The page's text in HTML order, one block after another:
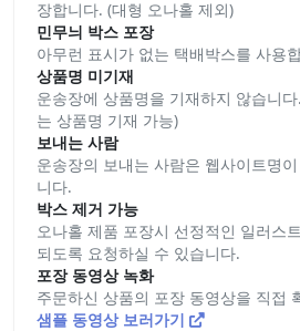
장합니다. (대형 오나홀 제외)
민무늬 박스 포장
아무런 표시가 없는 택배박스를 사용
상품명 미기재
운송장에 상품명을 기재하지 않습니
는 상품명 기재 가능)
보내는 사람
운송장의 보내는 사람은 웹사이트명
니다.
박스 제거 가능
오나홀 제품 포장시 선정적인 일러스
되도록 요청하실 수 있습니다.
포장 동영상 녹화
주문하신 상품의 포장 동영상을 직접
샘플 동영상 보러가기